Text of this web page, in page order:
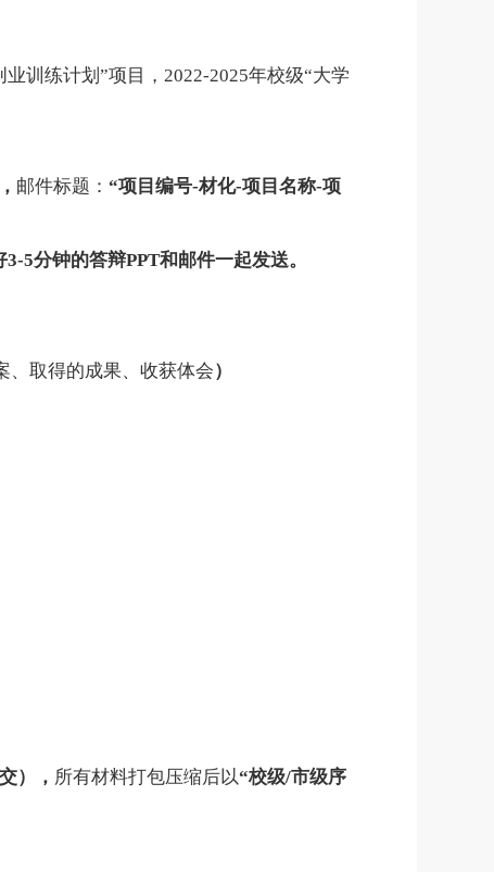
训练计划”项目， 2022-2025年校级“大学
邮件标题： “项目编号-材化-项目名称-项
3-5分钟的答辩PPT和邮件一起发送。
、取得的成果、收获体会）
）， 所有材料打包压缩后以“校级/市级序